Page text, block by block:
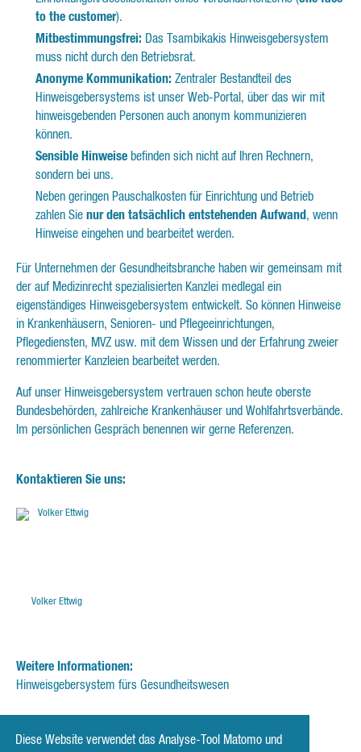
Diese Website verwendet das Analyse-Tool Matomo und
to the customer).
Mitbestimmungsfrei: Das Tsambikakis Hinweisgebersystem
muss nicht durch den Betriebsrat.
Anonyme Kommunikation: Zentraler Bestandteil des
Hinweisgebersystems ist unser Web-Portal, über das wir mit
hinweisgebenden Personen auch anonym kommunizieren
können.
Sensible Hinweise befinden sich nicht auf Ihren Rechnern,
sondern bei uns.
Neben geringen Pauschalkosten für Einrichtung und Betrieb
zahlen Sie nur den tatsächlich entstehenden Aufwand , wenn
Hinweise eingehen und bearbeitet werden.
Für Unternehmen der Gesundheitsbranche haben wir gemeinsam mit
der auf Medizinrecht spezialisierten Kanzlei medlegal ein
eigenständiges Hinweisgebersystem entwickelt. So können Hinweise
in Krankenhäusern, Senioren- und Pflegeeinrichtungen,
Pflegediensten, MVZ usw. mit dem Wissen und der Erfahrung zweier
renommierter Kanzleien bearbeitet werden.
Auf unser Hinweisgebersystem vertrauen schon heute oberste
Bundesbehörden, zahlreiche Krankenhäuser und Wohlfahrtsverbände.
Im persönlichen Gespräch benennen wir gerne Referenzen.
Kontaktieren Sie uns:
Volker Ettwig
Weitere Informationen:
Hinweisgebersystem fürs Gesundheitswesen
‹ zur Beitrags-Übersicht